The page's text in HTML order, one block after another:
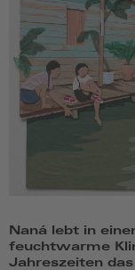
Naná lebt in
feuchtwarme
Jahreszeiten